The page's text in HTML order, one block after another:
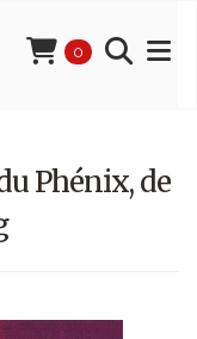
0
Phénix, de